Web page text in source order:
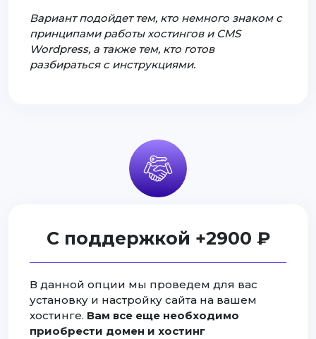
Вариант подойдет тем, кто немного знаком с
принципами работы хостингов и CMS
Wordpress, а также тем, кто готов
разбираться с инструкциями.
С поддержкой +2900 ₽
В данной опции мы проведем для вас
установку и настройку сайта на вашем
хостинге. Вам все еще необходимо
приобрести домен и хостинг